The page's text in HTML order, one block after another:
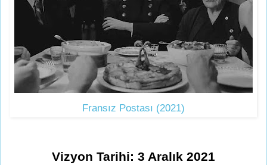
Fransız Postası (2021)
Vizyon Tarihi: 3 Aralık 2021